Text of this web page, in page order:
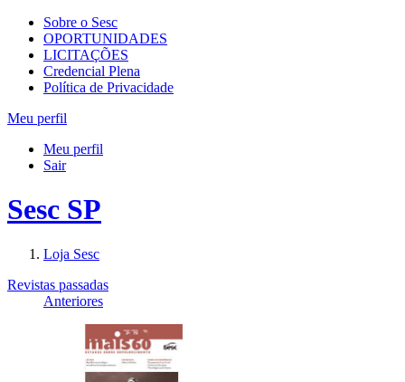
Sobre o Sesc
OPORTUNIDADES
LICITAÇÕES
Credencial Plena
Política de Privacidade
Meu perfil
Meu perfil
Sair
Sesc SP
Loja Sesc
Revistas passadas
Anteriores